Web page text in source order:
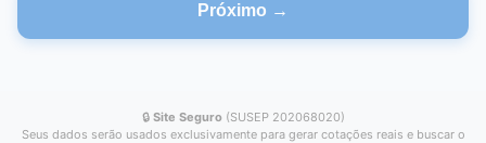
Próximo →
🔒 Site Seguro (SUSEP 202068020)
Seus dados serão usados exclusivamente para gerar cotações reais e buscar o